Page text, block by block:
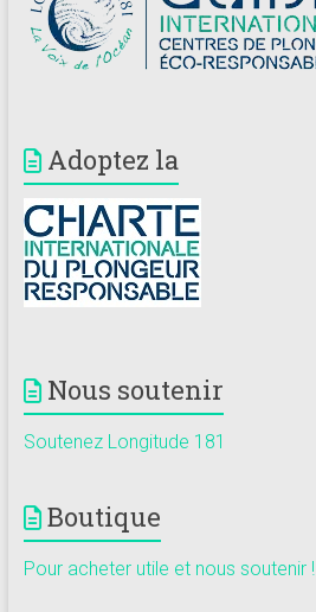
Adoptez la
Nous soutenir
Soutenez Longitude 181
Boutique
Pour acheter utile et nous soutenir !